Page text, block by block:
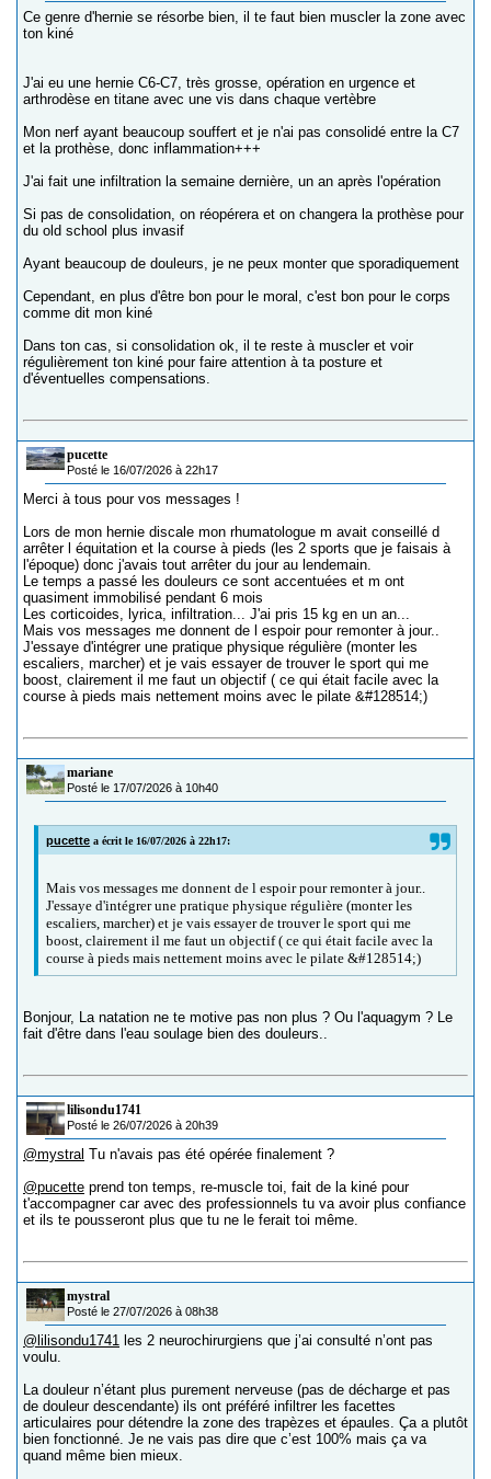
Ce genre d'hernie se résorbe bien, il te faut bien muscler la zone avec
ton kiné
J'ai eu une hernie C6-C7, très grosse, opération en urgence et
arthrodèse en titane avec une vis dans chaque vertèbre
Mon nerf ayant beaucoup souffert et je n'ai pas consolidé entre la C7
et la prothèse, donc inflammation+++
J'ai fait une infiltration la semaine dernière, un an après l'opération
Si pas de consolidation, on réopérera et on changera la prothèse pour
du old school plus invasif
Ayant beaucoup de douleurs, je ne peux monter que sporadiquement
Cependant, en plus d'être bon pour le moral, c'est bon pour le corps
comme dit mon kiné
Dans ton cas, si consolidation ok, il te reste à muscler et voir
régulièrement ton kiné pour faire attention à ta posture et
d'éventuelles compensations.
pucette
Posté le 16/07/2026 à 22h17
Merci à tous pour vos messages !
Lors de mon hernie discale mon rhumatologue m avait conseillé d
arrêter l équitation et la course à pieds (les 2 sports que je faisais à
l'époque) donc j'avais tout arrêter du jour au lendemain.
Le temps a passé les douleurs ce sont accentuées et m ont
quasiment immobilisé pendant 6 mois
Les corticoides, lyrica, infiltration... J'ai pris 15 kg en un an...
Mais vos messages me donnent de l espoir pour remonter à jour..
J'essaye d'intégrer une pratique physique régulière (monter les
escaliers, marcher) et je vais essayer de trouver le sport qui me
boost, clairement il me faut un objectif ( ce qui était facile avec la
course à pieds mais nettement moins avec le pilate &#128514;)
mariane
Posté le 17/07/2026 à 10h40
pucette a écrit le 16/07/2026 à 22h17:
Mais vos messages me donnent de l espoir pour remonter à jour..
J'essaye d'intégrer une pratique physique régulière (monter les
escaliers, marcher) et je vais essayer de trouver le sport qui me
boost, clairement il me faut un objectif ( ce qui était facile avec la
course à pieds mais nettement moins avec le pilate &#128514;)
Bonjour, La natation ne te motive pas non plus ? Ou l'aquagym ? Le
fait d'être dans l'eau soulage bien des douleurs..
lilisondu1741
Posté le 26/07/2026 à 20h39
@mystral Tu n'avais pas été opérée finalement ?
@pucette prend ton temps, re-muscle toi, fait de la kiné pour
t'accompagner car avec des professionnels tu va avoir plus confiance
et ils te pousseront plus que tu ne le ferait toi même.
mystral
Posté le 27/07/2026 à 08h38
@lilisondu1741 les 2 neurochirurgiens que j’ai consulté n’ont pas
voulu.
La douleur n’étant plus purement nerveuse (pas de décharge et pas
de douleur descendante) ils ont préféré infiltrer les facettes
articulaires pour détendre la zone des trapèzes et épaules. Ça a plutôt
bien fonctionné. Je ne vais pas dire que c’est 100% mais ça va
quand même bien mieux.